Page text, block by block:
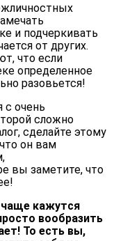
и подчеркивать
от других.
что если
определенное
разовьется!
с очень
сложно
сделайте этому
он вам
вы заметите, что
кажутся
вообразить
То есть вы,